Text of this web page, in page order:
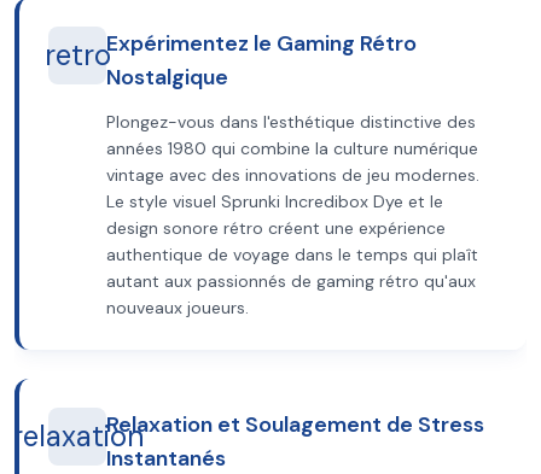
retroExpérimentez le Gaming Rétro
Nostalgique
Plongez-vous dans l'esthétique distinctive des
années 1980 qui combine la culture numérique
vintage avec des innovations de jeu modernes.
Le style visuel Sprunki Incredibox Dye et le
design sonore rétro créent une expérience
authentique de voyage dans le temps qui plaît
autant aux passionnés de gaming rétro qu'aux
nouveaux joueurs.
relaxationRelaxation et Soulagement de Stress
Instantanés